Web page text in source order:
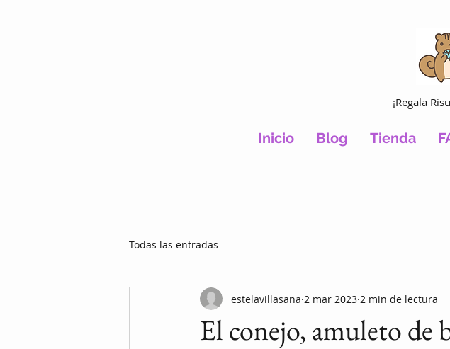
¡Regala
Inicio Blog Tienda
Todas las entradas
El conejo, amuleto de
estelavillasana 2 mar 2023 2 min de lectura